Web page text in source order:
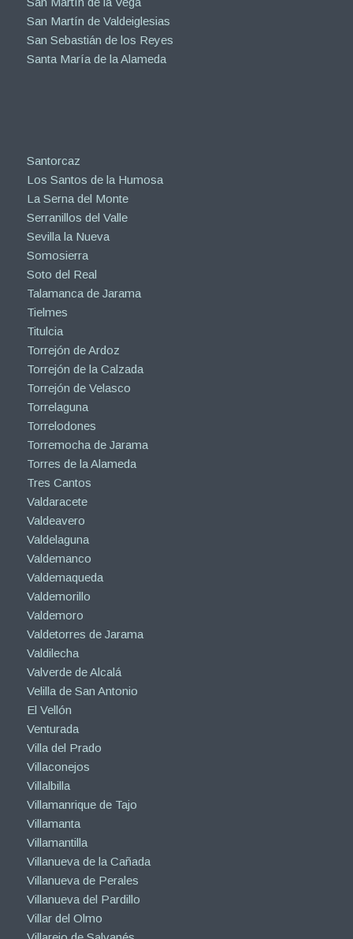
San Martín de Valdeiglesias
San Sebastián de los Reyes
Santa María de la Alameda
Santorcaz
Los Santos de la Humosa
La Serna del Monte
Serranillos del Valle
Sevilla la Nueva
Somosierra
Soto del Real
Talamanca de Jarama
Tielmes
Titulcia
Torrejón de Ardoz
Torrejón de la Calzada
Torrejón de Velasco
Torrelaguna
Torrelodones
Torremocha de Jarama
Torres de la Alameda
Tres Cantos
Valdaracete
Valdeavero
Valdelaguna
Valdemanco
Valdemaqueda
Valdemorillo
Valdemoro
Valdetorres de Jarama
Valdilecha
Valverde de Alcalá
Velilla de San Antonio
El Vellón
Venturada
Villa del Prado
Villaconejos
Villalbilla
Villamanrique de Tajo
Villamanta
Villamantilla
Villanueva de la Cañada
Villanueva de Perales
Villanueva del Pardillo
Villar del Olmo